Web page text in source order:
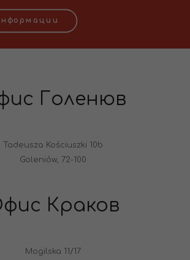
Голенюв
Tadeusza Kościuszki 10b
Goleniów, 72-100
Краков
Mogilska 11/17